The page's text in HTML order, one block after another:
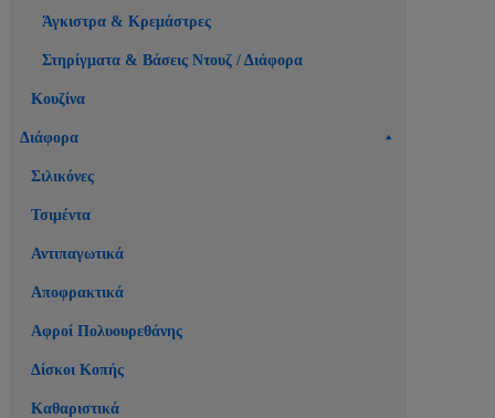
Άγκιστρα & Κρεμάστρες
Στηρίγματα & Βάσεις Ντουζ / Διάφορα
Κουζίνα
Διάφορα
Σιλικόνες
Τσιμέντα
Αντιπαγωτικά
Αποφρακτικά
Αφροί Πολυουρεθάνης
Δίσκοι Κοπής
Καθαριστικά